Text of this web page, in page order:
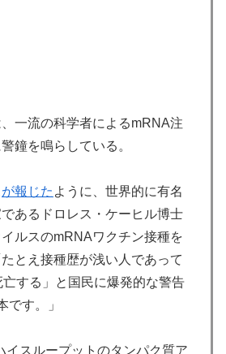
一流の科学者によるmRNA注
鐘を鳴らしている。
が報じた ように、世界的に有名
あるドロレス・ケーヒル博士
ルスのmRNAワクチン接種を
とえ接種歴が浅い人であって
亡する」と国民に爆発的な警告
です。」
スループットのタンパク質ア